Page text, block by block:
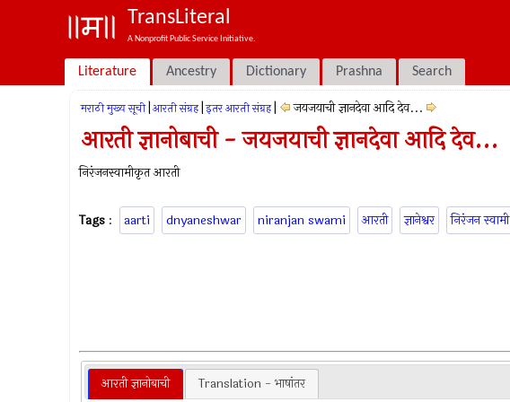
TransLiteral
A Nonprofit Public Service Initiative.
Literature Ancestry Dictionary Prashna Search
मराठी मुख्य सूची आरती संग्रह इतर आरती संग्रह जयजयाची ज्ञानदेवा आदि देव...
आरती ज्ञानोबाची - जयजयाची ज्ञानदेवा आदि देव...
निरंजनस्वामीकृत आरती
Tags : aarti dnyaneshwar niranjan swami आरती ज्ञानेश्वर निरंजन स्वामी
आरती ज्ञानोबाची Translation - भाषांतर